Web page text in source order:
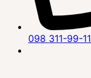
098 311-99-11